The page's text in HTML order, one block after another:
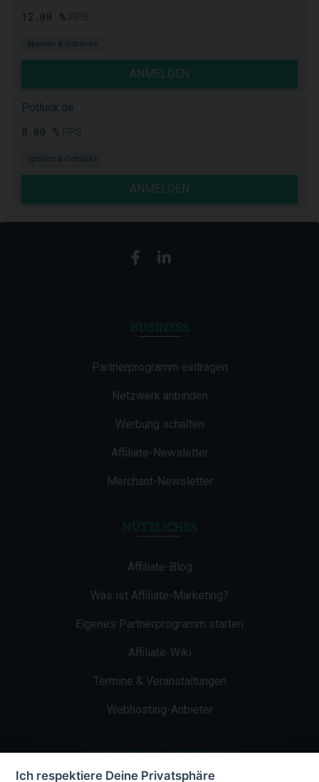
12,00 %
Speisen & Getränke
ANMELDEN
Potluck.de
8,00 %
Speisen & Getränke
ANMELDEN
Partnerprogramm eintragen
Netzwerk anbinden
Werbung schalten
Affiliate-Newsletter
Merchant-Newsletter
Affiliate-Blog
Was ist Affiliate-Marketing?
Eigenes Partnerprogramm starten
Affiliate-Wiki
Termine & Veranstaltungen
Webhosting-Anbieter
AFFILIATE-MARKETING.DE
Ich respektiere Deine Privatsphäre